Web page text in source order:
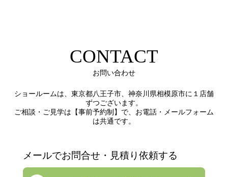
CONTACT
お問い合わせ
ショールームは、東京都八王子市、神奈川県相模原市に１店舗
ずつございます。
ご相談・ご見学は【事前予約制】で、お電話・メールフォーム
は共通です。
メールでお問合せ・見積り依頼する